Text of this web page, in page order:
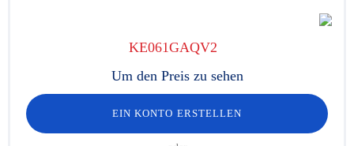
KE061GAQV2
Um den Preis zu sehen
EIN KONTO ERSTELLEN